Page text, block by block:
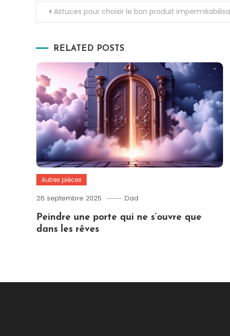
Navigation
Astuces pour choisir le bon produit
RELATED POSTS
Autres pièces
26 septembre 2025 Dad
Peindre une porte qui ne s’ouvre que
dans les rêves